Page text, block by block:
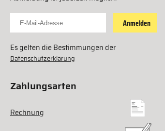
Für Newsletter anmelden
Anmelden
Es gelten die Bestimmungen der
Datenschutzerklärung
Zahlungsarten
Rechnung